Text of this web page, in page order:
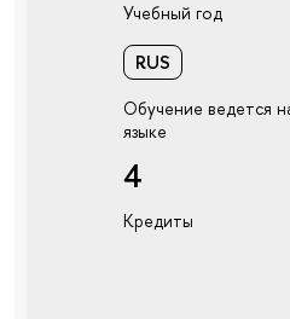
Учебный год
RUS
Обучение ведется
языке
4
Кредиты